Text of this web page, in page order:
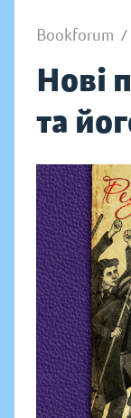
Bookforum /
Нові
та